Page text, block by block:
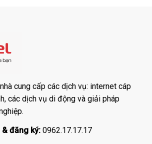
cung cấp các dịch vụ: internet cáp
các dịch vụ di động và giải pháp
đăng ký: 0962.17.17.17